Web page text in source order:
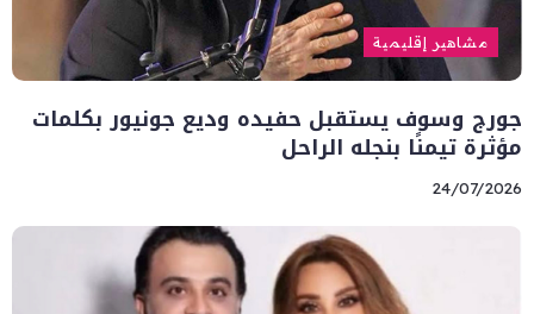
مشاهير إقليمية
جورج وسوف يستقبل حفيده وديع جونيور بكلمات
مؤثرة تيمنًا بنجله الراحل
24/07/2026